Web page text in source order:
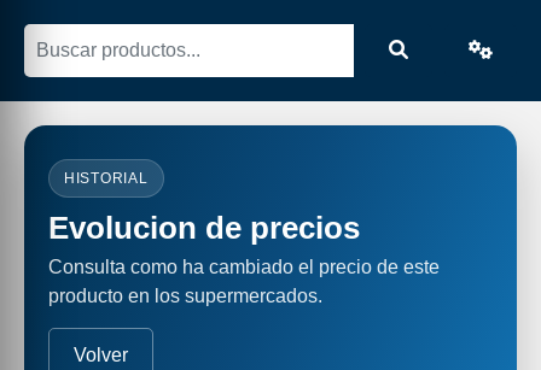
HISTORIAL
Evolucion de precios
Consulta como ha cambiado el precio de este
producto en los supermercados.
Volver